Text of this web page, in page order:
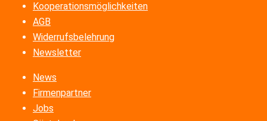
Kooperationsmöglichkeiten
AGB
Widerrufsbelehrung
Newsletter
News
Firmenpartner
Jobs